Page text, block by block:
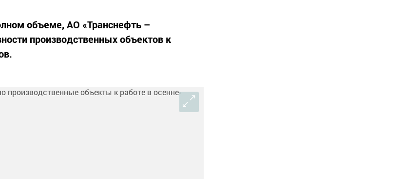
объеме, АО «Транснефть –
производственных объектов к